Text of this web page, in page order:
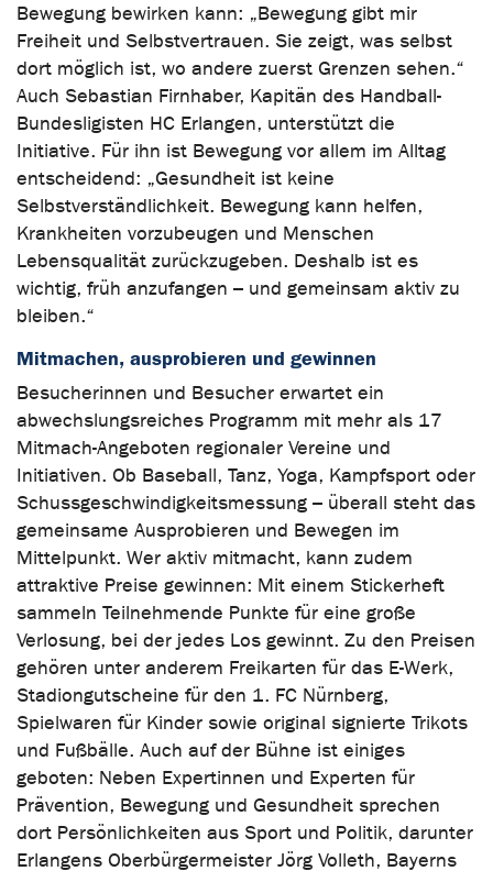
Bewegung bewirken kann: „Bewegung gibt mir
Freiheit und Selbstvertrauen. Sie zeigt, was selbst
dort möglich ist, wo andere zuerst Grenzen sehen.“
Auch Sebastian Firnhaber, Kapitän des Handball-
Bundesligisten HC Erlangen, unterstützt die
Initiative. Für ihn ist Bewegung vor allem im Alltag
entscheidend: „Gesundheit ist keine
Selbstverständlichkeit. Bewegung kann helfen,
Krankheiten vorzubeugen und Menschen
Lebensqualität zurückzugeben. Deshalb ist es
wichtig, früh anzufangen – und gemeinsam aktiv zu
bleiben.“
Mitmachen, ausprobieren und gewinnen
Besucherinnen und Besucher erwartet ein
abwechslungsreiches Programm mit mehr als 17
Mitmach-Angeboten regionaler Vereine und
Initiativen. Ob Baseball, Tanz, Yoga, Kampfsport oder
Schussgeschwindigkeitsmessung – überall steht das
gemeinsame Ausprobieren und Bewegen im
Mittelpunkt. Wer aktiv mitmacht, kann zudem
attraktive Preise gewinnen: Mit einem Stickerheft
sammeln Teilnehmende Punkte für eine große
Verlosung, bei der jedes Los gewinnt. Zu den Preisen
gehören unter anderem Freikarten für das E-Werk,
Stadiongutscheine für den 1. FC Nürnberg,
Spielwaren für Kinder sowie original signierte Trikots
und Fußbälle. Auch auf der Bühne ist einiges
geboten: Neben Expertinnen und Experten für
Prävention, Bewegung und Gesundheit sprechen
dort Persönlichkeiten aus Sport und Politik, darunter
Erlangens Oberbürgermeister Jörg Volleth, Bayerns